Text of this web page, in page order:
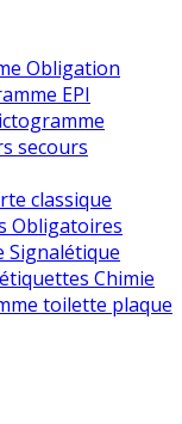
Obligation
EPI
secours
classique
Obligatoires
Signalétique
Chimie
toilette plaque